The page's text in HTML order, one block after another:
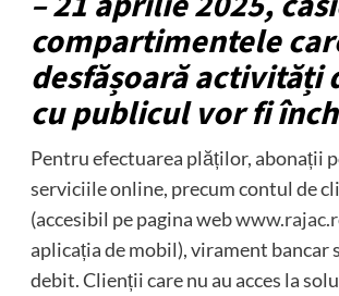
compartimentele
desfășoară activități
cu publicul vor fi
Pentru efectuarea plăților, abonații
serviciile online, precum contul de
(accesibil pe pagina web
aplicația de mobil), virament bancar
debit. Clienții care nu au acces la